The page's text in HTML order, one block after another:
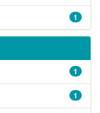
1
1
1